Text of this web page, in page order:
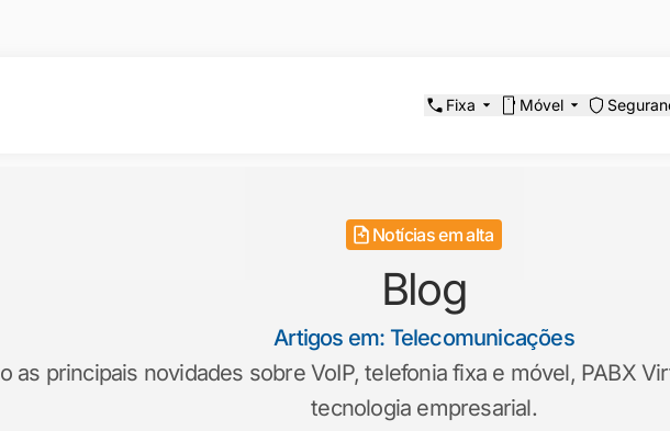
Fixa Móvel
Notícias em alta
Blog
Artigos em: Telecomunicações
as principais novidades sobre VoIP, telefonia fixa e móvel, PABX
tecnologia empresarial.